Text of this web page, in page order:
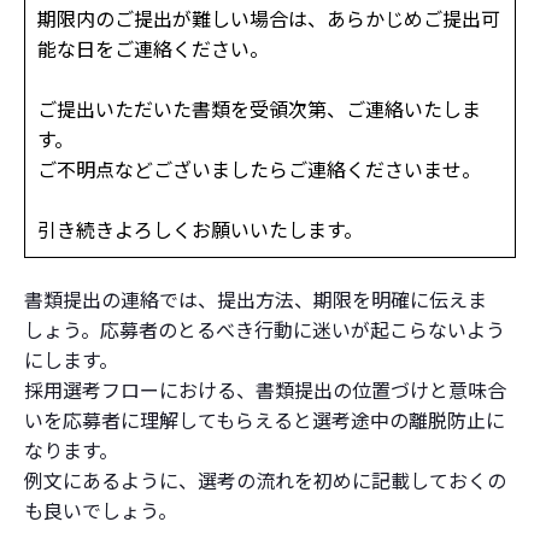
期限内のご提出が難しい場合は、あらかじめご提出可
能な日をご連絡ください。
ご提出いただいた書類を受領次第、ご連絡いたしま
す。
ご不明点などございましたらご連絡くださいませ。
引き続きよろしくお願いいたします。
書類提出の連絡では、提出方法、期限を明確に伝えま
しょう。応募者のとるべき行動に迷いが起こらないよう
にします。
採用選考フローにおける、書類提出の位置づけと意味合
いを応募者に理解してもらえると選考途中の離脱防止に
なります。
例文にあるように、選考の流れを初めに記載しておくの
も良いでしょう。